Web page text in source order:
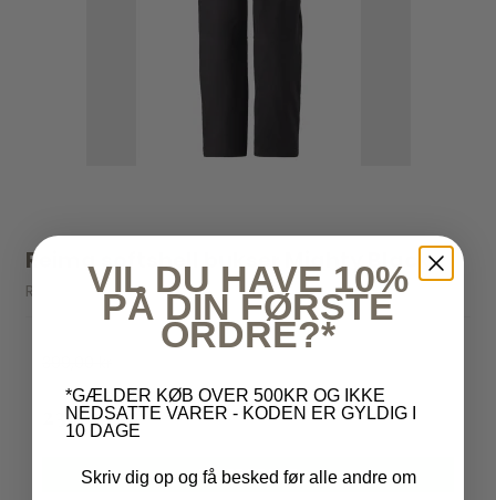
Reima softshell bukser Mighty Black
Reima
239,40 kr
VIS PRODUKT
VIL DU HAVE 10%
PÅ DIN FØRSTE
ORDRE?*
*GÆLDER KØB OVER 500KR OG IKKE
NEDSATTE VARER - KODEN ER GYLDIG I
10 DAGE
Skriv dig op og få besked før alle andre om